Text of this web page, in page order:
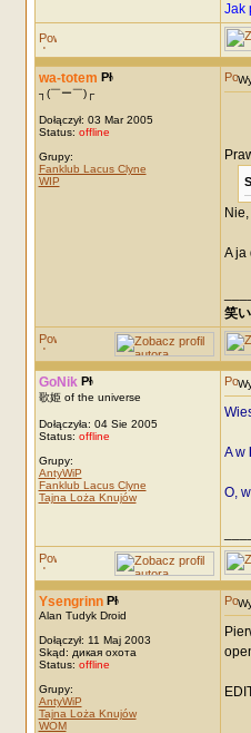
Jak
wa-totem
┐(￣ー￣)┌
Dołączył: 03 Mar 2005
Status: offline
Grupy:
Fanklub Lacus Clyne
WIP
A ja
笑
GoNik
歌姫 of the universe
Dołączyła: 04 Sie 2005
Status: offline
Grupy:
AntyWiP
Fanklub Lacus Clyne
Tajna Loża Knujów
A w
O,
Ysengrinn
Alan Tudyk Droid
Dołączył: 11 Maj 2003
Skąd: дикая охота
Status: offline
Grupy:
AntyWiP
Tajna Loża Knujów
WOM